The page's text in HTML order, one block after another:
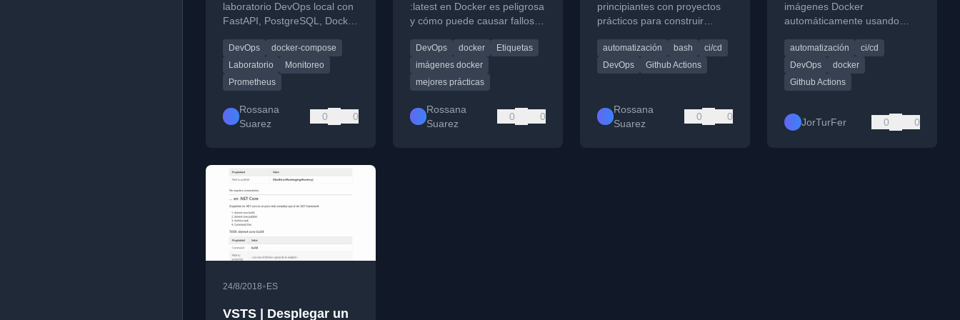
completo con
monitoreo incluido
laboratorio DevOps local con
FastAPI, PostgreSQL, Docker
Grafana.
DevOps
docker-compose
Laboratorio
Monitoreo
Prometheus
Rossana
Suarez
0 0
menos lo esperas
:latest en Docker es peligrosa
y cómo puede causar fallos
producción.
DevOps docker
Etiquetas
imágenes docker
mejores prácticas
Rossana
Suarez
0 0
fundamentos
principiantes con proyectos
prácticos para construir
Bash, CI/CD y más.
automatización bash
ci/cd
DevOps
Github Actions
Rossana
Suarez
0 0
Actions
imágenes Docker
automáticamente usando
las builds automáticas de
DockerHub.
automatización
ci/cd
DevOps
docker
Github Actions
JorTurFer 0 0
24/8/2018• ES
VSTS | Desplegar un